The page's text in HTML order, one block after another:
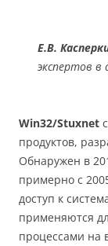
Е.В.
экспертов в
Win32/Stuxnet
продуктов,
Обнаружен в
примерно с
доступ к
применяются
процессами на